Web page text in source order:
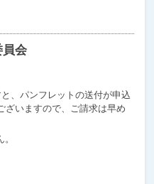
員会
、パンフレットの送付が申込
ざいますので、ご請求は早め